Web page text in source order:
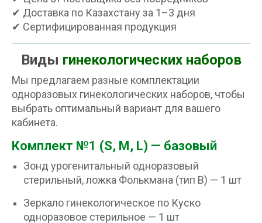
✔ Доставка по Казахстану за 1–3 дня
✔ Сертифицированная продукция
Виды гинекологических наборов
Мы предлагаем разные комплектации
одноразовых гинекологических наборов, чтобы
выбрать оптимальный вариант для вашего
кабинета.
Комплект №1 (S, M, L) — базовый
Зонд урогенитальный одноразовый
стерильный, ложка Фолькмана (тип B) — 1 шт
Зеркало гинекологическое по Куско
одноразовое стерильное — 1 шт